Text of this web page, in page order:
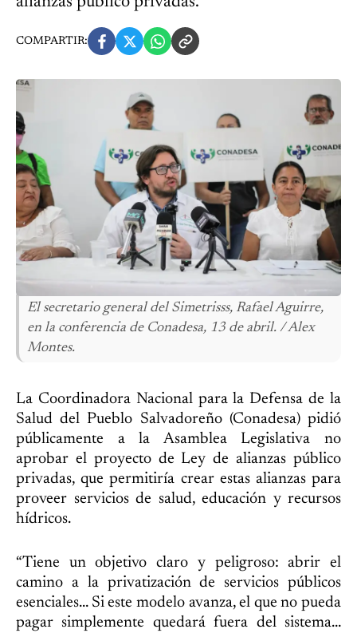
COMPARTIR:
El secretario general del Simetrisss, Rafael Aguirre,
en la conferencia de Conadesa, 13 de abril. / Alex
Montes.
La Coordinadora Nacional para la Defensa de la
Salud del Pueblo Salvadoreño (Conadesa) pidió
públicamente a la Asamblea Legislativa no
aprobar el proyecto de Ley de alianzas público
privadas, que permitiría crear estas alianzas para
proveer servicios de salud, educación y recursos
hídricos.
“Tiene un objetivo claro y peligroso: abrir el
camino a la privatización de servicios públicos
esenciales… Si este modelo avanza, el que no pueda
pagar simplemente quedará fuera del sistema…